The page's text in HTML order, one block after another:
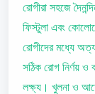
রোগীরা সহজে
ফিস্টুলা এবং
রোগীদের মধ্যে
সঠিক রোগ নির্ণয় ও
লক্ষ্য। খুলনা ও